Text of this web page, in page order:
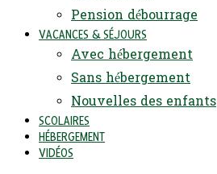
Pension débourrage
VACANCES & SÉJOURS
Avec hébergement
Sans hébergement
Nouvelles des enfants
SCOLAIRES
HÉBERGEMENT
VIDÉOS